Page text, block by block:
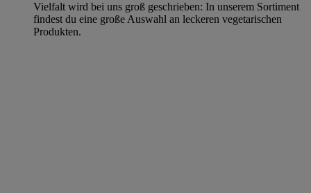
Vielfalt wird bei uns groß geschrieben: In unserem Sortiment
findest du eine große Auswahl an leckeren vegetarischen
Produkten.